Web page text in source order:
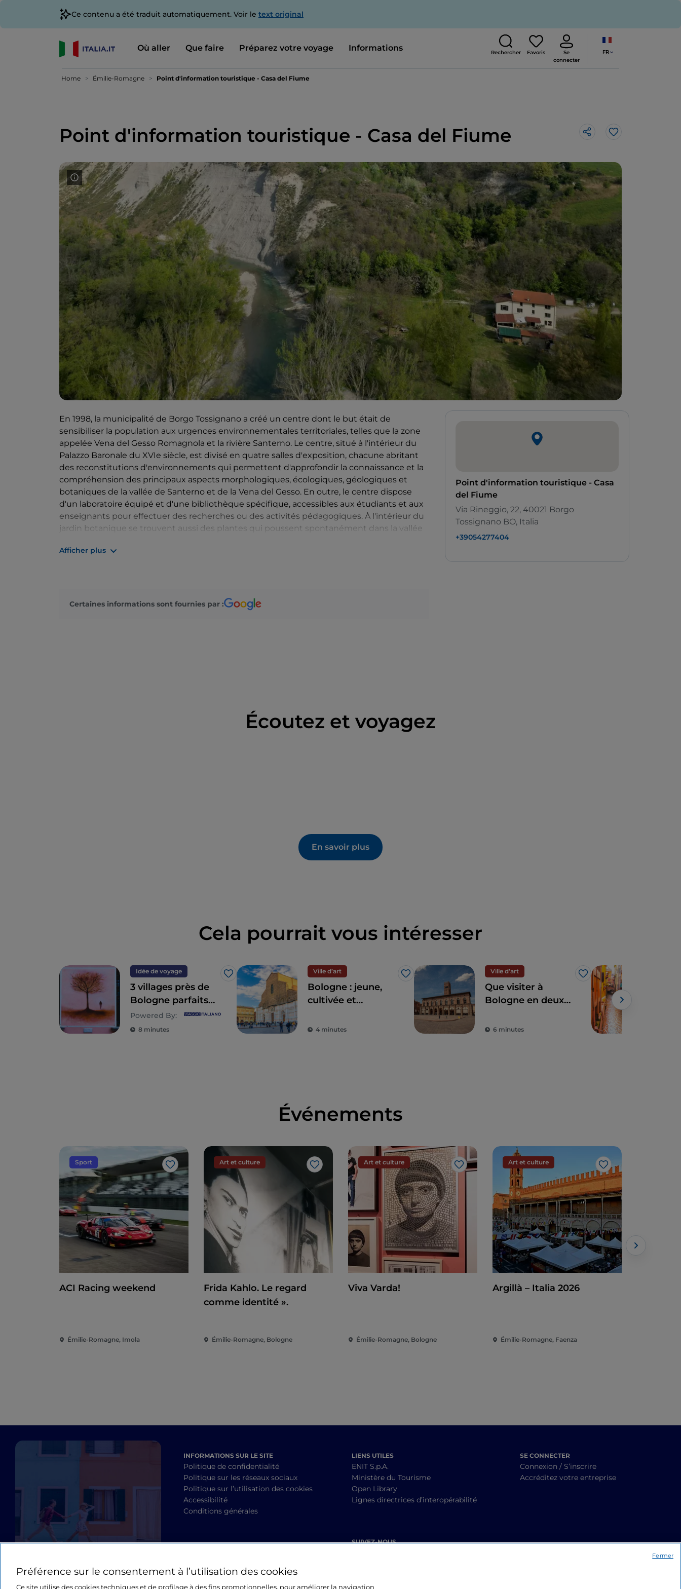
Ce contenu a été traduit automatiquement. Voir le text original
Où aller Que faire Préparez votre voyage Informations Rechercher Favoris
Se
connecter
FR
Home Émilie-Romagne Point d'information touristique - Casa del Fiume
Point d'information touristique - Casa del Fiume J’aime
En 1998, la municipalité de Borgo Tossignano a créé un centre dont le but était de
sensibiliser la population aux urgences environnementales territoriales, telles que la zone
appelée Vena del Gesso Romagnola et la rivière Santerno. Le centre, situé à l'intérieur du
Palazzo Baronale du XVIe siècle, est divisé en quatre salles d'exposition, chacune abritant
des reconstitutions d'environnements qui permettent d'approfondir la connaissance et la
compréhension des principaux aspects morphologiques, écologiques, géologiques et
botaniques de la vallée de Santerno et de la Vena del Gesso. En outre, le centre dispose
d'un laboratoire équipé et d'une bibliothèque spécifique, accessibles aux étudiants et aux
enseignants pour effectuer des recherches ou des activités pédagogiques. À l'intérieur du
jardin botanique se trouvent aussi des plantes qui poussent spontanément dans la vallée
d'une vue magnifique et accéder au sentier qui mène au réseau de sentiers de randonnée
Afficher plus
Certaines informations sont fournies par :
Point d'information touristique - Casa
del Fiume
Via Rineggio, 22, 40021 Borgo
Tossignano BO, Italia
+39054277404
Écoutez et voyagez
En savoir plus
Cela pourrait vous intéresser
Idée de voyage
J’aime
3 villages près de
Bologne parfaits
pour une excursion
d'une journée
Powered By:
8 minutes
Ville d’art
J’aime
Bologne : jeune,
cultivée et
4 minutes
Ville d’art
J’aime
Que visiter à
Bologne en deux
6 minutes
Événements
Sport
J’aime
ACI Racing weekend
Émilie-Romagne, Imola
Art et culture
J’aime
Frida Kahlo. Le regard
comme identité ».
Émilie-Romagne, Bologne
Art et culture
J’aime
Viva Varda!
Émilie-Romagne, Bologne
Art et culture
J’aime
Argillà – Italia 2026
Émilie-Romagne, Faenza
INFORMATIONS SUR LE SITE
Politique de confidentialité
Politique sur les réseaux sociaux
Politique sur l’utilisation des cookies
Accessibilité
Conditions générales
LIENS UTILES
ENIT S.p.A.
Ministère du Tourisme
Open Library
Lignes directrices d’interopérabilité
SUIVEZ-NOUS
SE CONNECTER
Connexion / S’inscrire
Accréditez votre entreprise
Préférence sur le consentement à l’utilisation des cookies
Ce site utilise des cookies techniques et de profilage à des fins promotionnelles, pour améliorer la navigation
Fermer